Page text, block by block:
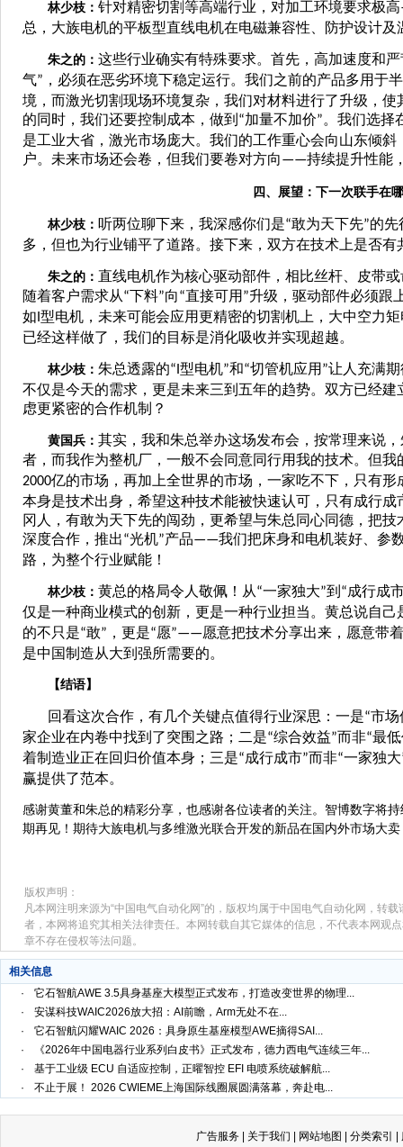
林少枝： 针对精密切割等高端行业，对加工环境要求极高
总，大族电机的平板型直线电机在电磁兼容性、防护设计
朱之的： 这些行业确实有特殊要求。首先，高加速度和
气” ，必须在恶劣环境下稳定运行。我们之前的产品多用于
境，而激光切割现场环境复杂，我们对材料进行了升级，
的同时，我们还要控制成本，做到 “加量不加价”。我们选择
是工业大省，激光市场庞大。我们的工作重心会向山东倾
户。未来市场还会卷，但我们要卷对方向——持续提升性能
四、展望：下一次联手在
林少枝： 听两位聊下来，我深感你们是“敢为天下先”的先
多，但也为行业铺平了道路。接下来，双方在技术上是否有
朱之的： 直线电机作为核心驱动部件，相比丝杆、皮带
随着客户需求从“下料”向“直接可用 ”升级，驱动部件必须跟
如 型电机，未来可能会应用更精密的切割机上，大中空力
已经这样做了，我们的目标是消化吸收并实现超越。
林少枝： 朱总透露的“I 型电机”和“切管机应用 ”让人充满
不仅是今天的需求，更是未来三到五年的趋势。双方已经
虑更紧密的合作机制？
黄国兵： 其实，我和朱总举办这场发布会，按常理来说
者，而我作为整机厂，一般不会同意同行用我的技术。但我
2000亿的市场，再加上全世界的市场，一家吃不下，只有
本身是技术出身，希望这种技术能被快速认可，只有成行
冈人，有敢为天下先的闯劲，更希望与朱总同心同德，把
深度合作，推出“光机”产品——我们把床身和电机装好、参
路，为整个行业赋能！
林少枝： 黄总的格局令人敬佩！从“一家独大”到 “成行成
仅是一种商业模式的创新，更是一种行业担当。黄总说自己
的不只是“敢” ，更是“愿”——愿意把技术分享出来，愿意带
是中国制造从大到强所需要的。
【结语】
回看这次合作，有几个关键点值得行业深思：一是“市场
家企业在内卷中找到了突围之路；二是“综合效益”而非“最
着制造业正在回归价值本身；三是“成行成市”而非“一家独大
赢提供了范本。
感谢黄董和朱总的精彩分享，也感谢各位读者的关注。智博数字将
期再见！期待大族电机与多维激光联合开发的新品在国内外市场大卖
版权声明：
凡本网注明来源为“中国电气自动化网”的，版权均属于中国电气自动化网，转
者，本网将追究其相关法律责任。本网转载自其它媒体的信息，不代表本网观
章不存在侵权等法问题。
相关信息
·
它石智航AWE 3.5具身基座大模型正式发布，打造改变世界的物理...
·
安谋科技WAIC2026放大招：AI前瞻，Arm无处不在...
·
它石智航闪耀WAIC 2026：具身原生基座模型AWE摘得SAI...
·
《2026年中国电器行业系列白皮书》正式发布，德力西电气连续三年...
·
基于工业级 ECU 自适应控制，正曜智控 EFI 电喷系统破解航...
·
不止于展！ 2026 CWIEME上海国际线圈展圆满落幕，奔赴电...
广告服务 关于我们 网站地图 分类索引